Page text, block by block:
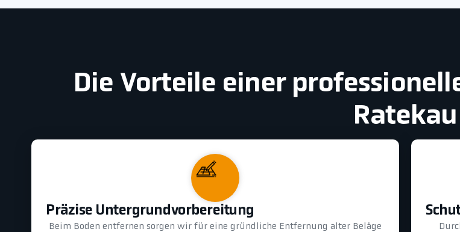
Die Vorteile einer
Ratekau
Präzise Untergrundvorbereitung
Beim Boden entfernen sorgen wir für eine gründliche Entfernung alter Beläge